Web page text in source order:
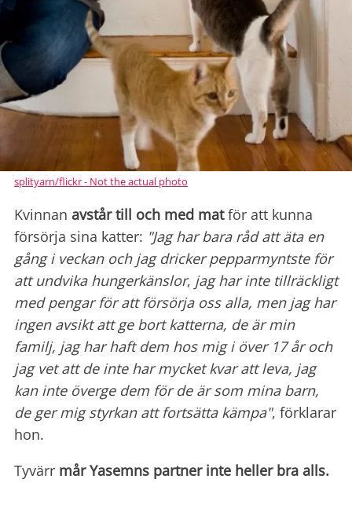
splityarn/flickr - Not the actual photo
Kvinnan avstår till och med matför att kunna
försörja sina katter: "Jag har bara råd att äta en
gång i veckan och jag dricker pepparmyntste för
att undvika hungerkänslor, jag har inte tillräckligt
med pengar för att försörja oss alla, men jag har
ingen avsikt att ge bort katterna, de är min
familj, jag har haft dem hos mig i över 17 år och
jag vet att de inte har mycket kvar att leva, jag
kan inte överge dem för de är som mina barn,
de ger mig styrkan att fortsätta kämpa", förklarar
hon.
Tyvärr mår Yasemns partner inte heller bra alls.